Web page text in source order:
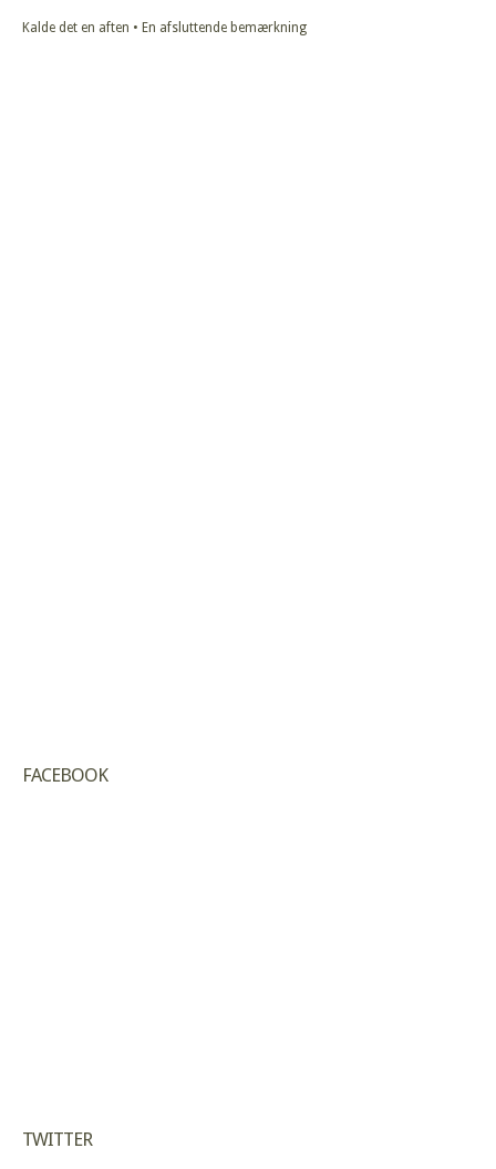
Kalde det en aften • En afsluttende bemærkning
FACEBOOK
TWITTER